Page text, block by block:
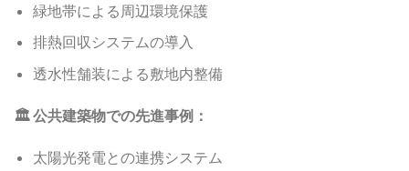
緑地帯による周辺環境保護
排熱回収システムの導入
透水性舗装による敷地内整備
🏛️ 公共建築物での先進事例：
太陽光発電との連携システム